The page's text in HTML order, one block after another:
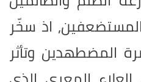
اذ سخّر
المضطهدين وتأثر